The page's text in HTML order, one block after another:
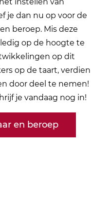
je dan nu op voor de
beroep. Mis deze
op de hoogte te
op dit
op de taart, verdien
door deel te nemen!
je vandaag nog in!
en beroep